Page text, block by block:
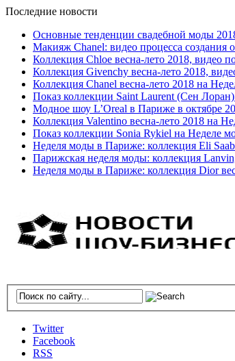
Последние новости
Основные тенденции свадебной моды
Макияж Chanel: видео процесса создания
Коллекция Chloe весна-лето 2018, видео
Коллекция Givenchy весна-лето 2018,
Коллекция Chanel весна-лето 2018 на
Показ коллекции Saint Laurent (Сен
Модное шоу L’Oreal в Париже в октябре
Коллекция Valentino весна-лето 2018 на
Показ коллекции Sonia Rykiel на Неделе
Неделя моды в Париже: коллекция Eli
Парижская неделя моды: коллекция
Неделя моды в Париже: коллекция Dior
Twitter
Facebook
RSS